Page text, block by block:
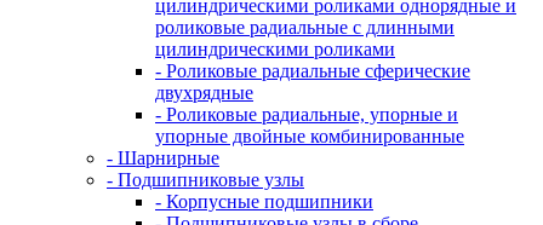
цилиндрическими роликами однорядные и
роликовые радиальные с длинными
цилиндрическими роликами
- Роликовые радиальные сферические
двухрядные
- Роликовые радиальные, упорные и
упорные двойные комбинированные
- Шарнирные
- Подшипниковые узлы
- Корпусные подшипники